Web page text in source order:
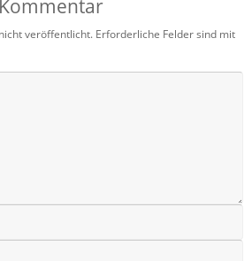
veröffentlicht. Erforderliche Felder sind mit